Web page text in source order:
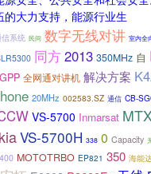
大力支持，能源行业生
系统 民间 数字无线对讲 室内全
同方2013 350MHz 自
全网通对讲机 解决方案
20MHz 002583.SZ 通信 CB-
VS-5700 Inmarsat
VS-5700H 338 0 Capacity
MOTOTRBO EP821 350 海能